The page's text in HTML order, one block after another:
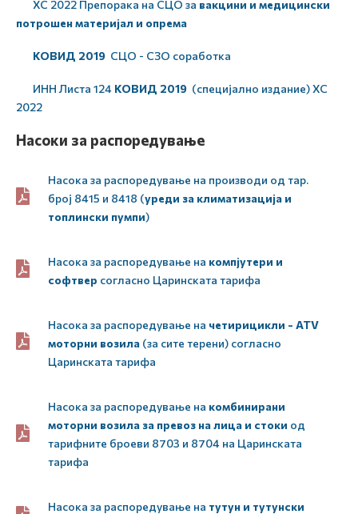
ХС 2022 Препорака на СЦО за вакцини и медицински
потрошен материјал и опрема
КОВИД 2019 СЦО - СЗО соработка
ИНН Листа 124 КОВИД 2019 (специјално издание) ХС
2022
Нaсоки за распоредување
Насока за распоредување на производи од тар.
број 8415 и 8418 (уреди за климатизација и
топлински пумпи)
Насока за распоредување на компјутери и
софтвер согласно Царинската тарифа
Насока за распоредување на четирицикли - ATV
моторни возила (за сите терени) согласно
Царинската тарифа
Насока за распоредување на комбинирани
моторни возила за превоз на лица и стоки од
тарифните броеви 8703 и 8704 на Царинската
тарифа
Насока за распоредување на тутун и тутунски